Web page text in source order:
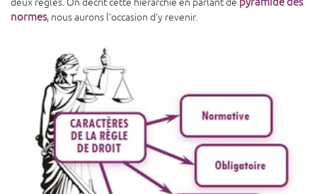
deux règles. On décrit cette hiérarchie en parlant de
normes, nous aurons l’occasion d’y revenir.